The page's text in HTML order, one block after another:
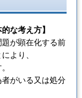
な考え方】
が顕在化する前
より、
がいる又は処分